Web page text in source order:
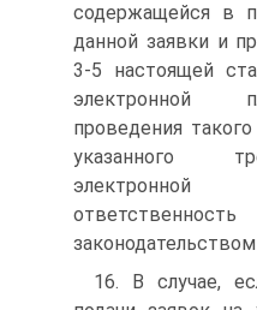
содержащейся в
данной заявки и
3-5 настоящей
электронной
проведения
указанного
16. В случае,